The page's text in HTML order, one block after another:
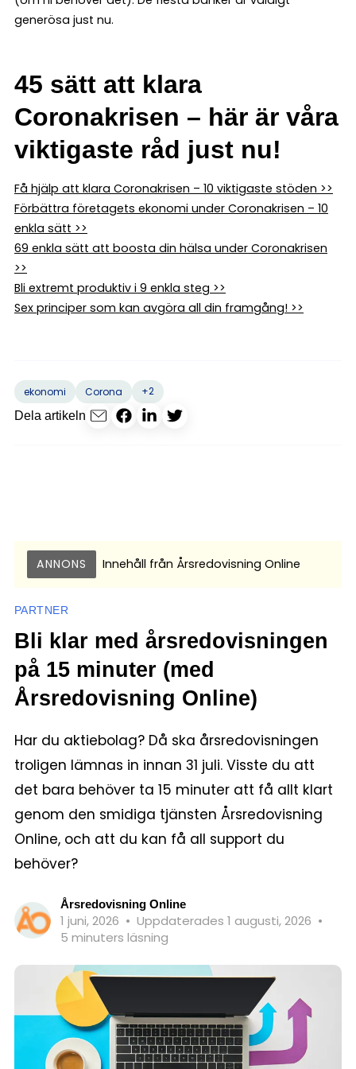
generösa just nu.
45 sätt att klara
Coronakrisen – här är våra
viktigaste råd just nu!
Få hjälp att klara Coronakrisen – 10 viktigaste stöden >>
Förbättra företagets ekonomi under Coronakrisen – 10
enkla sätt >>
69 enkla sätt att boosta din hälsa under Coronakrisen
>>
Bli extremt produktiv i 9 enkla steg >>
Sex principer som kan avgöra all din framgång! >>
ekonomi Corona
+2
Dela artikeln
ANNONS Innehåll från Årsredovisning Online
PARTNER
Bli klar med årsredovisningen
på 15 minuter (med
Årsredovisning Online)
Har du aktiebolag? Då ska årsredovisningen
troligen lämnas in innan 31 juli. Visste du att
det bara behöver ta 15 minuter att få allt klart
genom den smidiga tjänsten Årsredovisning
Online, och att du kan få all support du
behöver?
Årsredovisning Online
1 juni, 2026 • Uppdaterades 1 augusti, 2026 •
5 minuters läsning